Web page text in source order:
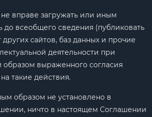
не вправе загружать или иным
до всеобщего сведения (публиковать
других сайтов, баз данных и прочие
деятельности при
образом выраженного согласия
такие действия.
образом не установлено в
ничто в настоящем Соглашении